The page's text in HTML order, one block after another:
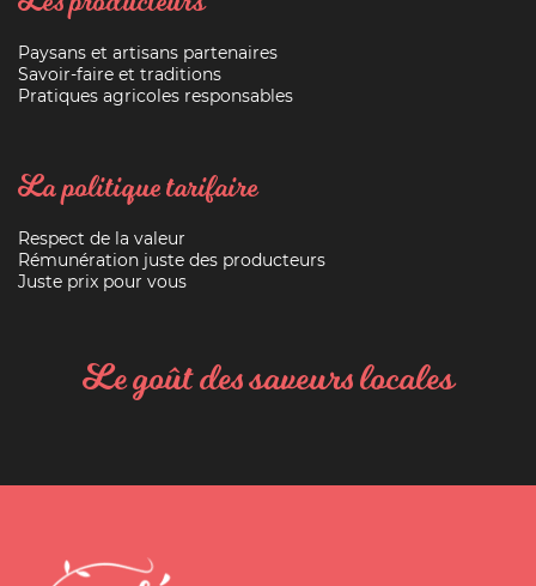
Paysans et artisans partenaires
Savoir-faire et traditions
Pratiques agricoles responsables
La politique tarifaire
Respect de la valeur
Rémunération juste des producteurs
Juste prix pour vous
Le goût des saveurs locales